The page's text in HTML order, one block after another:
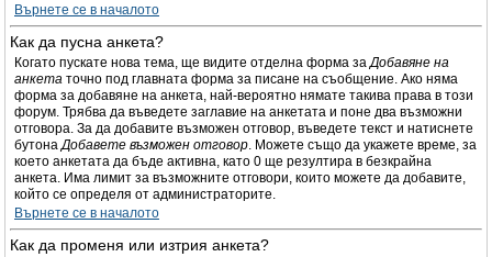
Върнете се в началото
Как да пусна анкета?
Когато пускате нова тема, ще видите отделна форма заДобавяне на
анкета точно под главната форма за писане на съобщение. Ако няма
форма за добавяне на анкета, най-вероятно нямате такива права в този
форум. Трябва да въведете заглавие на анкетата и поне два възможни
отговора. За да добавите възможен отговор, въведете текст и натиснете
бутонаДобавете възможен отговор. Можете също да укажете време, за
което анкетата да бъде активна, като 0 ще резултира в безкрайна
анкета. Има лимит за възможните отговори, които можете да добавите,
който се определя от администраторите.
Върнете се в началото
Как да променя или изтрия анкета?